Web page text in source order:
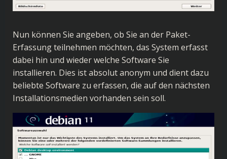
Nun können Sie angeben, ob Sie an der Paket-
Erfassung teilnehmen möchten, das System erfasst
dabei hin und wieder welche Software Sie
installieren. Dies ist absolut anonym und dient dazu
beliebte Software zu erfassen, die auf den nächsten
Installationsmedien vorhanden sein soll.